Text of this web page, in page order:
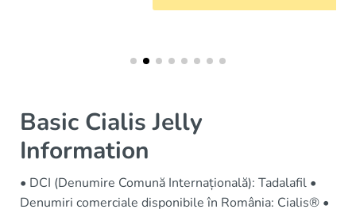
Basic Cialis Jelly
Information
• DCI (Denumire Comună Internațională): Tadalafil •
Denumiri comerciale disponibile în România: Cialis® •